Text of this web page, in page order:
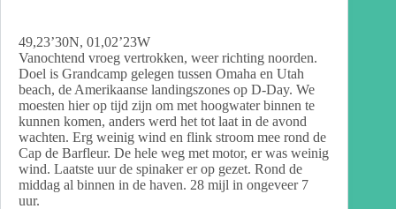
49,23’30N, 01,02’23W
Vanochtend vroeg vertrokken, weer richting noorden.
Doel is Grandcamp gelegen tussen Omaha en Utah
beach, de Amerikaanse landingszones op D-Day. We
moesten hier op tijd zijn om met hoogwater binnen te
kunnen komen, anders werd het tot laat in de avond
wachten. Erg weinig wind en flink stroom mee rond de
Cap de Barfleur. De hele weg met motor, er was weinig
wind. Laatste uur de spinaker er op gezet. Rond de
middag al binnen in de haven. 28 mijl in ongeveer 7
uur.